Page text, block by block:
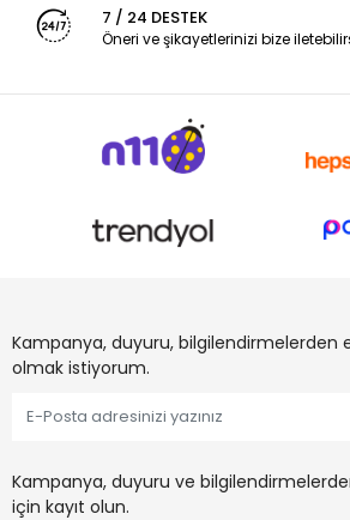
7 / 24 DESTEK
Öneri ve şikayetlerinizi bize
Kampanya, duyuru, bilgilendirmelerden
olmak istiyorum.
Kampanya, duyuru ve
için kayıt olun.